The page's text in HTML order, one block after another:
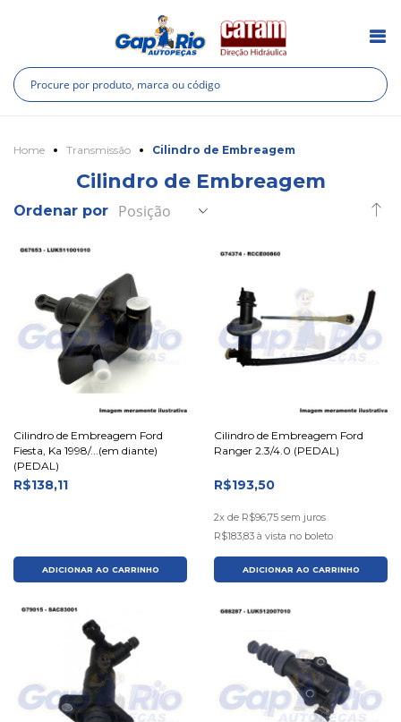
Pesquisa
Home Transmissão Cilindro de Embreagem
Cilindro de Embreagem
Ordenar por
Cilindro de Embreagem Ford
Fiesta, Ka 1998/...(em diante)
(PEDAL)
R$138,11
ADICIONAR AO CARRINHO
Cilindro de Embreagem Ford
Ranger 2.3/4.0 (PEDAL)
R$193,50
2x de R$96,75 sem juros
R$183,83 à vista no boleto
ADICIONAR AO CARRINHO